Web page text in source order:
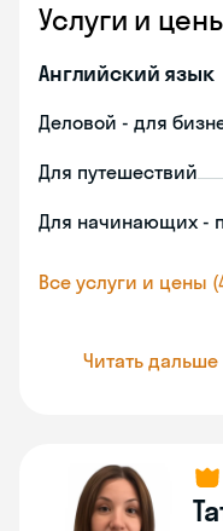
Услуги и
Английский язык
Деловой - для
Для путешествий
Для начинающих -
Все услуги и цены
Читать дальше